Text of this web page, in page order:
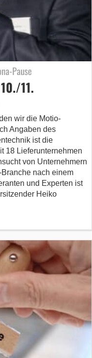
Pause
11.
wir die Motio-
Angaben des
ist die
18 Lieferunternehmen
von Unternehmern
nach einem
und Experten ist
Heiko